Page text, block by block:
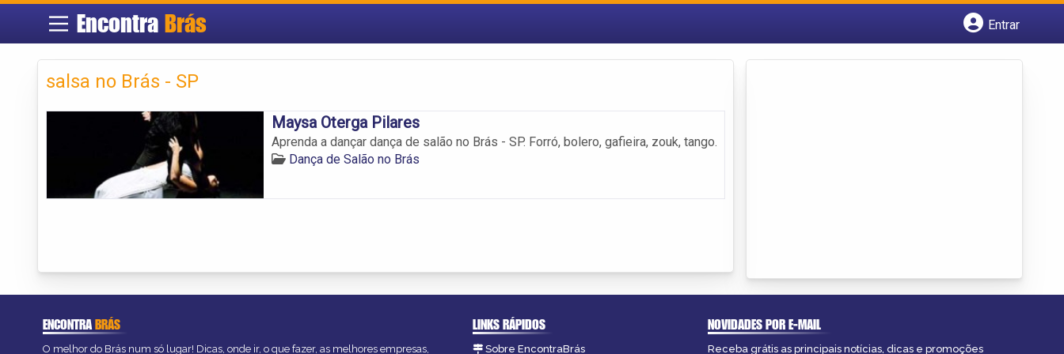
EncontraBrás
Entrar
salsa no Brás - SP
Maysa Oterga Pilares
Aprenda a dançar dança de salão no Brás - SP. Forró, bolero, gafieira, zouk, tango.
Dança de Salão no Brás
ENCONTRABRÁS
O melhor do Brás num só lugar! Dicas, onde ir, o que fazer, as melhores empresas,
LINKS RÁPIDOS
Sobre EncontraBrás
NOVIDADES POR E-MAIL
Receba grátis as principais notícias, dicas e promoções